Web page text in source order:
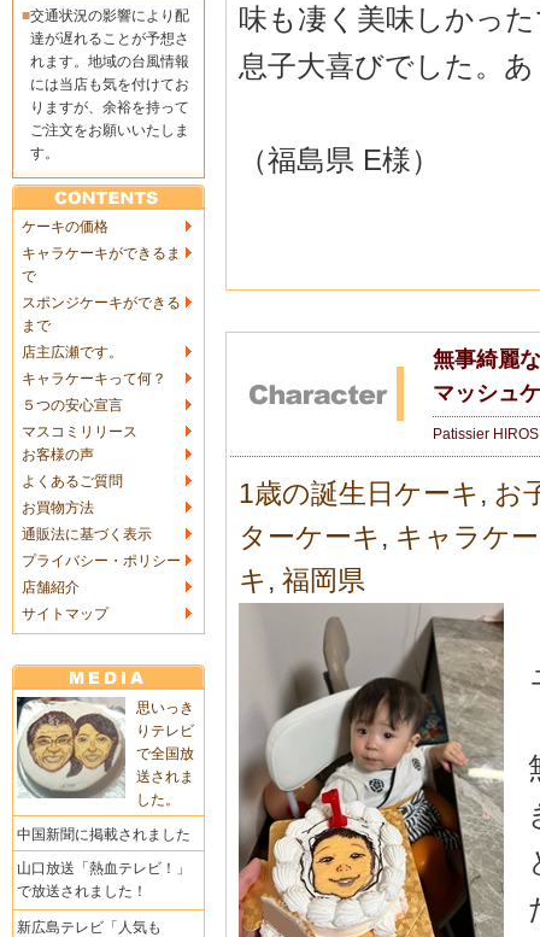
■交通状況の影響により配
達が遅れることが予想さ
れます。地域の台風情報
には当店も気を付けてお
りますが、余裕を持って
ご注文をお願いいたしま
す。
ケーキの価格
キャラケーキができるま
で
スポンジケーキができる
まで
店主広瀬です。
キャラケーキって何？
５つの安心宣言
マスコミリリース
お客様の声
よくあるご質問
お買物方法
通販法に基づく表示
プライバシー・ポリシー
店舗紹介
サイトマップ
思いっき
りテレビ
で全国放
送されま
した。
中国新聞に掲載されました
山口放送「熱血テレビ！」
で放送されました！
新広島テレビ「人気も
味も凄く美味しかっ
息子大喜びでした。
（福島県 E様）
無事綺麗
マッシュ
Patissier
1歳の誕生日ケーキ , お
ターケーキ , キャラケ
キ , 福岡県